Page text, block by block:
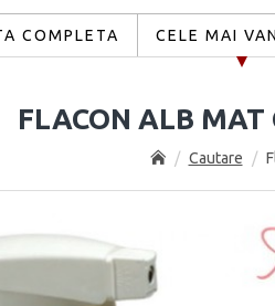
COMPLETA CELE MAI
Cautare
FLACON ALB MAT